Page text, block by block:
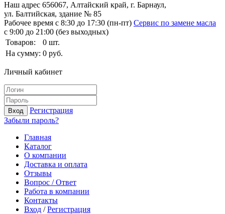
Наш адрес 656067, Алтайский край, г. Барнаул,
ул. Балтийская, здание № 85
Рабочее время с 8:30 до 17:30 (пн-пт) Сервис по замене масла
с 9:00 до 21:00 (без выходных)
Товаров:
0 шт.
На сумму: 0 руб.
Личный кабинет
Вход
Регистрация
Забыли пароль?
Главная
Каталог
О компании
Доставка и оплата
Отзывы
Вопрос / Ответ
Работа в компании
Контакты
Вход /Регистрация